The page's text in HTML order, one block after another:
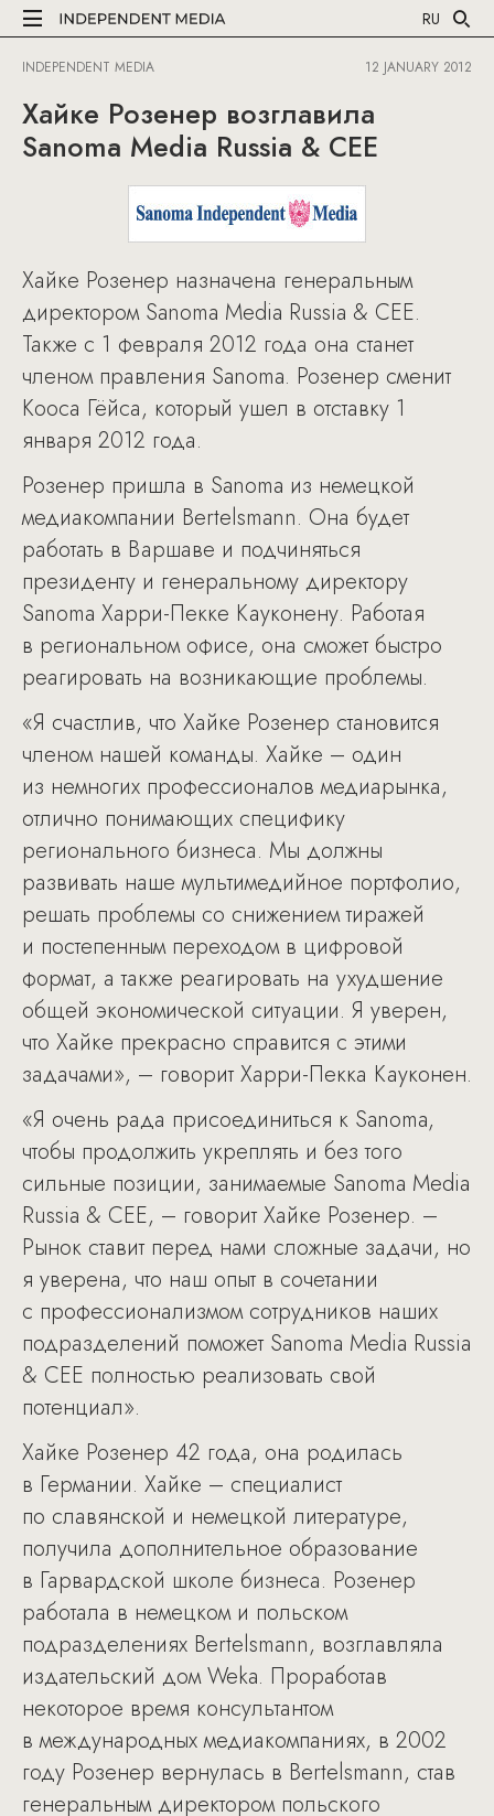
RU
INDEPENDENT MEDIA 12 JANUARY 2012
Хайке Розенер возглавила
Sanoma Media Russia & CEE
Хайке Розенер назначена генеральным
директором Sanoma Media Russia & CEE.
Также с 1 февраля 2012 года она станет
членом правления Sanoma. Розенер сменит
Кооса Гёйса, который ушел в отставку 1
января 2012 года.
Розенер пришла в Sanoma из немецкой
медиакомпании Bertelsmann. Она будет
работать в Варшаве и подчиняться
президенту и генеральному директору
Sanoma Харри-Пекке Кауконену. Работая
в региональном офисе, она сможет быстро
реагировать на возникающие проблемы.
«Я счастлив, что Хайке Розенер становится
членом нашей команды. Хайке – один
из немногих профессионалов медиарынка,
отлично понимающих специфику
регионального бизнеса. Мы должны
развивать наше мультимедийное портфолио,
решать проблемы со снижением тиражей
и постепенным переходом в цифровой
формат, а также реагировать на ухудшение
общей экономической ситуации. Я уверен,
что Хайке прекрасно справится с этими
задачами», – говорит Харри-Пекка Кауконен.
«Я очень рада присоединиться к Sanoma,
чтобы продолжить укреплять и без того
сильные позиции, занимаемые Sanoma Media
Russia & CEE, – говорит Хайке Розенер. –
Рынок ставит перед нами сложные задачи, но
я уверена, что наш опыт в сочетании
с профессионализмом сотрудников наших
подразделений поможет Sanoma Media Russia
& CEE полностью реализовать свой
потенциал».
Хайке Розенер 42 года, она родилась
в Германии. Хайке – специалист
по славянской и немецкой литературе,
получила дополнительное образование
в Гарвардской школе бизнеса. Розенер
работала в немецком и польском
подразделениях Bertelsmann, возглавляла
издательский дом Weka. Проработав
некоторое время консультантом
в международных медиакомпаниях, в 2002
году Розенер вернулась в Bertelsmann, став
генеральным директором польского